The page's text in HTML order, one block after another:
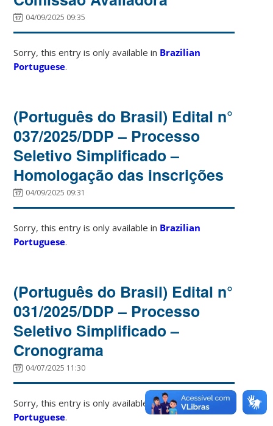
04/09/2025 09:35
Sorry, this entry is only available in Brazilian
Portuguese.
(Português do Brasil) Edital n°
037/2025/DDP – Processo
Seletivo Simplificado –
Homologação das inscrições
04/09/2025 09:31
Sorry, this entry is only available in Brazilian
Portuguese.
(Português do Brasil) Edital n°
031/2025/DDP – Processo
Seletivo Simplificado –
Cronograma
04/07/2025 11:30
Sorry, this entry is only available inBrazilian
Portuguese.